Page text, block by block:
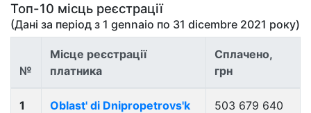
Топ-10 місць реєстрації
(Дані за період з 1 gennaio по 31 dicembre 2021 року)
№
Місце реєстрації
платника
Сплачено,
грн
1 Oblast' di Dnipropetrovs'k 503 679 640